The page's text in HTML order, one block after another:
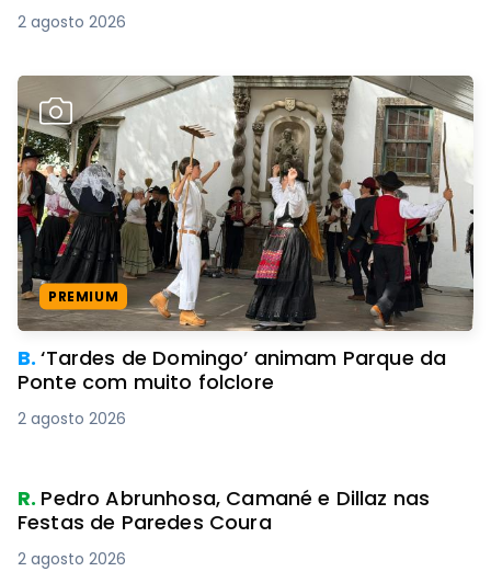
2 agosto 2026
PREMIUM
B.‘Tardes de Domingo’ animam Parque da
Ponte com muito folclore
2 agosto 2026
R. Pedro Abrunhosa, Camané e Dillaz nas
Festas de Paredes Coura
2 agosto 2026